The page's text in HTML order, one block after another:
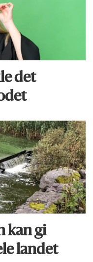
det
kan gi
landet